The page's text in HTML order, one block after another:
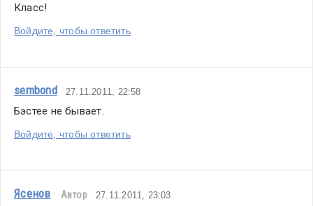
Класс!
Войдите, чтобы ответить
sembond 27.11.2011, 22:58
Бэстее не бывает.
Войдите, чтобы ответить
Ясенов Автор 27.11.2011, 23:03